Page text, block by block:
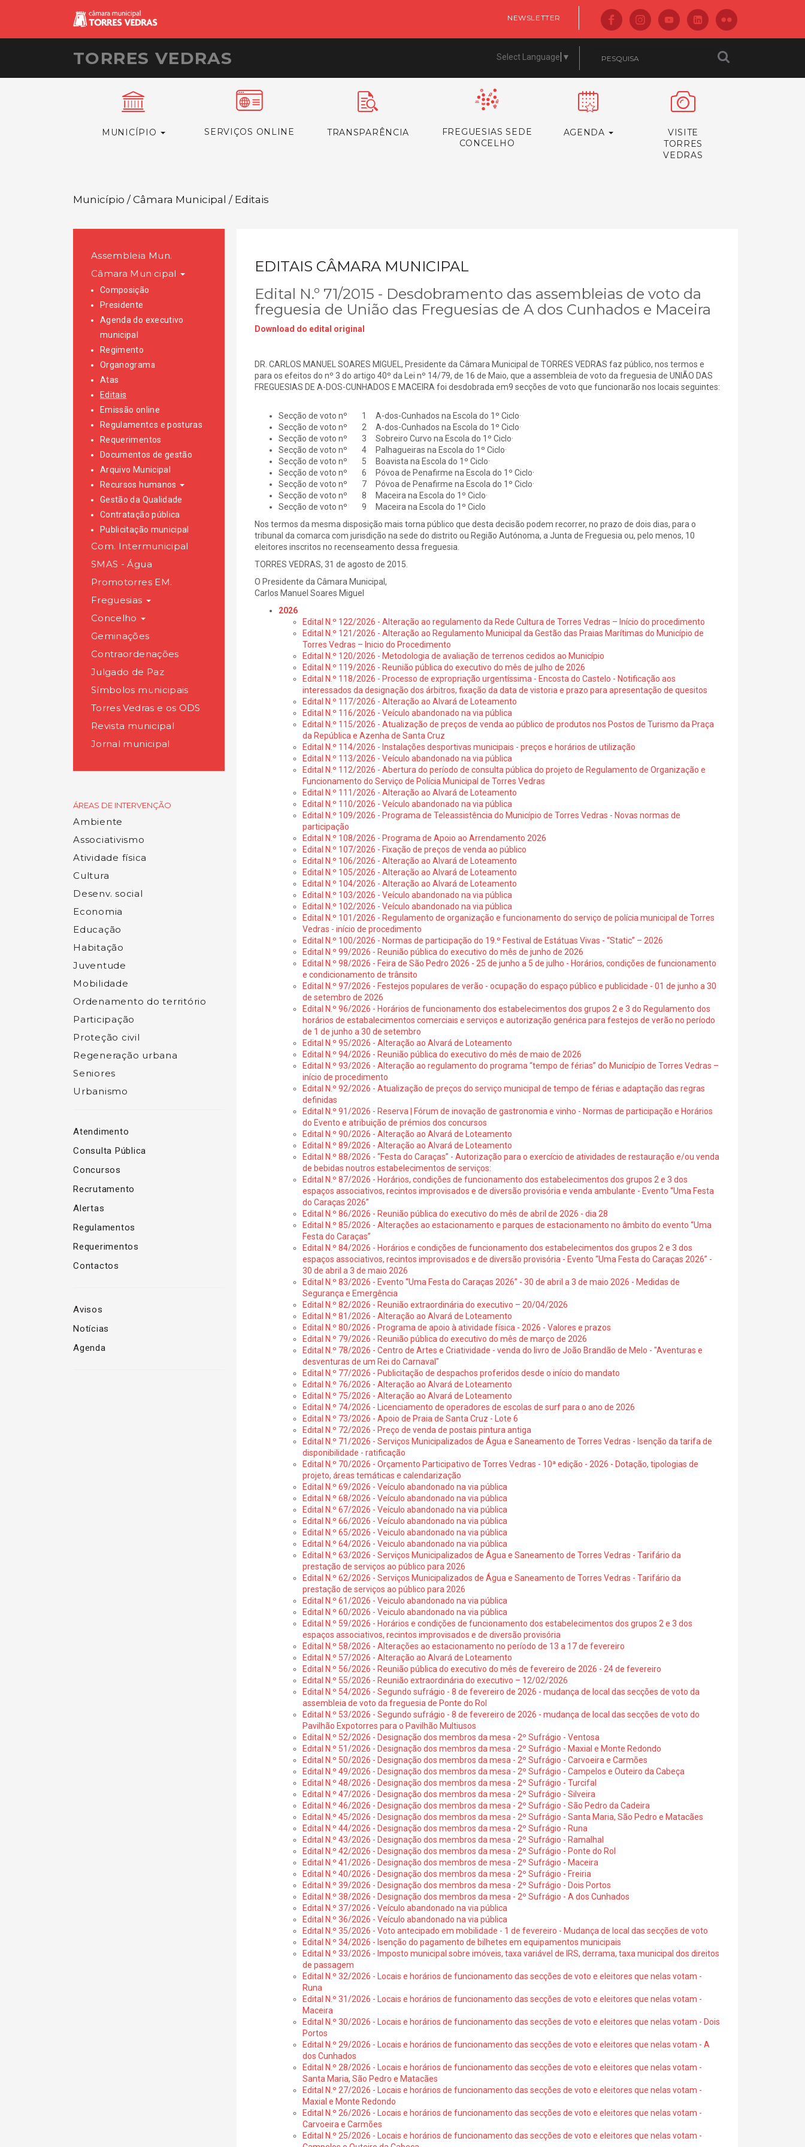
NEWSLETTER
TORRES VEDRAS Select Language ▼
MUNICÍPIO SERVIÇOS ONLINE TRANSPARÊNCIA
FREGUESIAS SEDE
CONCELHO
AGENDA
VISITE
TORRES
VEDRAS
Município / Câmara Municipal / Editais
Assembleia Mun.
Câmara Municipal
Composição
Presidente
Agenda do executivo
municipal
Regimento
Organograma
Atas
Editais
Emissão online
Regulamentos e posturas
Requerimentos
Documentos de gestão
Arquivo Municipal
Recursos humanos
Gestão da Qualidade
Contratação pública
Publicitação municipal
Com. Intermunicipal
SMAS - Água
Promotorres EM.
Freguesias
Concelho
Geminações
Contraordenações
Julgado de Paz
Símbolos municipais
Torres Vedras e os ODS
Revista municipal
Jornal municipal
ÁREAS DE INTERVENÇÃO
Ambiente
Associativismo
Atividade física
Cultura
Desenv. social
Economia
Educação
Habitação
Juventude
Mobilidade
Ordenamento do território
Participação
Proteção civil
Regeneração urbana
Seniores
Urbanismo
Atendimento
Consulta Pública
Concursos
Recrutamento
Alertas
Regulamentos
Requerimentos
Contactos
Avisos
Notícias
Agenda
EDITAIS CÂMARA MUNICIPAL
Edital N.º 71/2015 - Desdobramento das assembleias de voto da
freguesia de União das Freguesias de A dos Cunhados e Maceira
Download do edital original
DR. CARLOS MANUEL SOARES MIGUEL, Presidente da Câmara Municipal de TORRES VEDRAS faz público, nos termos e
para os efeitos do nº 3 do artigo 40º da Lei nº 14/79, de 16 de Maio, que a assembleia de voto da freguesia de UNIÃO DAS
FREGUESIAS DE A-DOS-CUNHADOS E MACEIRA foi desdobrada em9 secções de voto que funcionarão nos locais seguintes:
Secção de voto nº 1 A-dos-Cunhados na Escola do 1º Ciclo·
Secção de voto nº 2 A-dos-Cunhados na Escola do 1º Ciclo·
Secção de voto nº 3 Sobreiro Curvo na Escola do 1º Ciclo·
Secção de voto nº 4 Palhagueiras na Escola do 1º Ciclo·
Secção de voto nº 5 Boavista na Escola do 1º Ciclo·
Secção de voto nº 6 Póvoa de Penafirme na Escola do 1º Ciclo·
Secção de voto nº 7 Póvoa de Penafirme na Escola do 1º Ciclo·
Secção de voto nº 8 Maceira na Escola do 1º Ciclo·
Secção de voto nº 9 Maceira na Escola do 1º Ciclo
Nos termos da mesma disposição mais torna público que desta decisão podem recorrer, no prazo de dois dias, para o
tribunal da comarca com jurisdição na sede do distrito ou Região Autónoma, a Junta de Freguesia ou, pelo menos, 10
eleitores inscritos no recenseamento dessa freguesia.
TORRES VEDRAS, 31 de agosto de 2015.
O Presidente da Câmara Municipal,
Carlos Manuel Soares Miguel
2026
Edital N.º 122/2026 - Alteração ao regulamento da Rede Cultura de Torres Vedras – Início do procedimento
Edital N.º 121/2026 - Alteração ao Regulamento Municipal da Gestão das Praias Marítimas do Município de
Torres Vedras – Inicio do Procedimento
Edital N.º 120/2026 - Metodologia de avaliação de terrenos cedidos ao Município
Edital N.º 119/2026 - Reunião pública do executivo do mês de julho de 2026
Edital N.º 118/2026 - Processo de expropriação urgentíssima - Encosta do Castelo - Notificação aos
interessados da designação dos árbitros, fixação da data de vistoria e prazo para apresentação de quesitos
Edital N.º 117/2026 - Alteração ao Alvará de Loteamento
Edital N.º 116/2026 - Veículo abandonado na via pública
Edital N.º 115/2026 - Atualização de preços de venda ao público de produtos nos Postos de Turismo da Praça
da República e Azenha de Santa Cruz
Edital N.º 114/2026 - Instalações desportivas municipais - preços e horários de utilização
Edital N.º 113/2026 - Veículo abandonado na via pública
Edital N.º 112/2026 - Abertura do período de consulta pública do projeto de Regulamento de Organização e
Funcionamento do Serviço de Polícia Municipal de Torres Vedras
Edital N.º 111/2026 - Alteração ao Alvará de Loteamento
Edital N.º 110/2026 - Veículo abandonado na via pública
Edital N.º 109/2026 - Programa de Teleassistência do Município de Torres Vedras - Novas normas de
participação
Edital N.º 108/2026 - Programa de Apoio ao Arrendamento 2026
Edital N.º 107/2026 - Fixação de preços de venda ao público
Edital N.º 106/2026 - Alteração ao Alvará de Loteamento
Edital N.º 105/2026 - Alteração ao Alvará de Loteamento
Edital N.º 104/2026 - Alteração ao Alvará de Loteamento
Edital N.º 103/2026 - Veículo abandonado na via pública
Edital N.º 102/2026 - Veículo abandonado na via pública
Edital N.º 101/2026 - Regulamento de organização e funcionamento do serviço de polícia municipal de Torres
Vedras - início de procedimento
Edital N.º 100/2026 - Normas de participação do 19.º Festival de Estátuas Vivas - “Static” – 2026
Edital N.º 99/2026 - Reunião pública do executivo do mês de junho de 2026
Edital N.º 98/2026 - Feira de São Pedro 2026 - 25 de junho a 5 de julho - Horários, condições de funcionamento
e condicionamento de trânsito
Edital N.º 97/2026 - Festejos populares de verão - ocupação do espaço público e publicidade - 01 de junho a 30
de setembro de 2026
Edital N.º 96/2026 - Horários de funcionamento dos estabelecimentos dos grupos 2 e 3 do Regulamento dos
horários de estabalecimentos comerciais e serviços e autorização genérica para festejos de verão no período
de 1 de junho a 30 de setembro
Edital N.º 95/2026 - Alteração ao Alvará de Loteamento
Edital N.º 94/2026 - Reunião pública do executivo do mês de maio de 2026
Edital N.º 93/2026 - Alteração ao regulamento do programa “tempo de férias” do Município de Torres Vedras –
início de procedimento
Edital N.º 92/2026 - Atualização de preços do serviço municipal de tempo de férias e adaptação das regras
definidas
Edital N.º 91/2026 - Reserva | Fórum de inovação de gastronomia e vinho - Normas de participação e Horários
do Evento e atribuição de prémios dos concursos
Edital N.º 90/2026 - Alteração ao Alvará de Loteamento
Edital N.º 89/2026 - Alteração ao Alvará de Loteamento
Edital N.º 88/2026 - “Festa do Caraças” - Autorização para o exercício de atividades de restauração e/ou venda
de bebidas noutros estabelecimentos de serviços:
Edital N.º 87/2026 - Horários, condições de funcionamento dos estabelecimentos dos grupos 2 e 3 dos
espaços associativos, recintos improvisados e de diversão provisória e venda ambulante - Evento “Uma Festa
do Caraças 2026”
Edital N.º 86/2026 - Reunião pública do executivo do mês de abril de 2026 - dia 28
Edital N.º 85/2026 - Alterações ao estacionamento e parques de estacionamento no âmbito do evento “Uma
Festa do Caraças”
Edital N.º 84/2026 - Horários e condições de funcionamento dos estabelecimentos dos grupos 2 e 3 dos
espaços associativos, recintos improvisados e de diversão provisória - Evento “Uma Festa do Caraças 2026” -
30 de abril a 3 de maio 2026
Edital N.º 83/2026 - Evento “Uma Festa do Caraças 2026” - 30 de abril a 3 de maio 2026 - Medidas de
Segurança e Emergência
Edital N.º 82/2026 - Reunião extraordinária do executivo – 20/04/2026
Edital N.º 81/2026 - Alteração ao Alvará de Loteamento
Edital N.º 80/2026 - Programa de apoio à atividade física - 2026 - Valores e prazos
Edital N.º 79/2026 - Reunião pública do executivo do mês de março de 2026
Edital N.º 78/2026 - Centro de Artes e Criatividade - venda do livro de João Brandão de Melo - "Aventuras e
desventuras de um Rei do Carnaval"
Edital N.º 77/2026 - Publicitação de despachos proferidos desde o início do mandato
Edital N.º 76/2026 - Alteração ao Alvará de Loteamento
Edital N.º 75/2026 - Alteração ao Alvará de Loteamento
Edital N.º 74/2026 - Licenciamento de operadores de escolas de surf para o ano de 2026
Edital N.º 73/2026 - Apoio de Praia de Santa Cruz - Lote 6
Edital N.º 72/2026 - Preço de venda de postais pintura antiga
Edital N.º 71/2026 - Serviços Municipalizados de Água e Saneamento de Torres Vedras - Isenção da tarifa de
disponibilidade - ratificação
Edital N.º 70/2026 - Orçamento Participativo de Torres Vedras - 10ª edição - 2026 - Dotação, tipologias de
projeto, áreas temáticas e calendarização
Edital N.º 69/2026 - Veículo abandonado na via pública
Edital N.º 68/2026 - Veículo abandonado na via pública
Edital N.º 67/2026 - Veículo abandonado na via pública
Edital N.º 66/2026 - Veículo abandonado na via pública
Edital N.º 65/2026 - Veiculo abandonado na via pública
Edital N.º 64/2026 - Veiculo abandonado na via pública
Edital N.º 63/2026 - Serviços Municipalizados de Água e Saneamento de Torres Vedras - Tarifário da
prestação de serviços ao público para 2026
Edital N.º 62/2026 - Serviços Municipalizados de Água e Saneamento de Torres Vedras - Tarifário da
prestação de serviços ao público para 2026
Edital N.º 61/2026 - Veiculo abandonado na via pública
Edital N.º 60/2026 - Veiculo abandonado na via pública
Edital N.º 59/2026 - Horários e condições de funcionamento dos estabelecimentos dos grupos 2 e 3 dos
espaços associativos, recintos improvisados e de diversão provisória
Edital N.º 58/2026 - Alterações ao estacionamento no período de 13 a 17 de fevereiro
Edital N.º 57/2026 - Alteração ao Alvará de Loteamento
Edital N.º 56/2026 - Reunião pública do executivo do mês de fevereiro de 2026 - 24 de fevereiro
Edital N.º 55/2026 - Reunião extraordinária do executivo – 12/02/2026
Edital N.º 54/2026 - Segundo sufrágio - 8 de fevereiro de 2026 - mudança de local das secções de voto da
assembleia de voto da freguesia de Ponte do Rol
Edital N.º 53/2026 - Segundo sufrágio - 8 de fevereiro de 2026 - mudança de local das secções de voto do
Pavilhão Expotorres para o Pavilhão Multiusos
Edital N.º 52/2026 - Designação dos membros da mesa - 2º Sufrágio - Ventosa
Edital N.º 51/2026 - Designação dos membros da mesa - 2º Sufrágio - Maxial e Monte Redondo
Edital N.º 50/2026 - Designação dos membros da mesa - 2º Sufrágio - Carvoeira e Carmões
Edital N.º 49/2026 - Designação dos membros da mesa - 2º Sufrágio - Campelos e Outeiro da Cabeça
Edital N.º 48/2026 - Designação dos membros da mesa - 2º Sufrágio - Turcifal
Edital N.º 47/2026 - Designação dos membros da mesa - 2º Sufrágio - Silveira
Edital N.º 46/2026 - Designação dos membros da mesa - 2º Sufrágio - São Pedro da Cadeira
Edital N.º 45/2026 - Designação dos membros da mesa - 2º Sufrágio - Santa Maria, São Pedro e Matacães
Edital N.º 44/2026 - Designação dos membros da mesa - 2º Sufrágio - Runa
Edital N.º 43/2026 - Designação dos membros da mesa - 2º Sufrágio - Ramalhal
Edital N.º 42/2026 - Designação dos membros da mesa - 2º Sufrágio - Ponte do Rol
Edital N.º 41/2026 - Designação dos membros de mesa - 2º Sufrágio - Maceira
Edital N.º 40/2026 - Designação dos membros da mesa - 2º Sufrágio - Freiria
Edital N.º 39/2026 - Designação dos membros da mesa - 2º Sufrágio - Dois Portos
Edital N.º 38/2026 - Designação dos membros da mesa - 2º Sufrágio - A dos Cunhados
Edital N.º 37/2026 - Veículo abandonado na via pública
Edital N.º 36/2026 - Veículo abandonado na via pública
Edital N.º 35/2026 - Voto antecipado em mobilidade - 1 de fevereiro - Mudança de local das secções de voto
Edital N.º 34/2026 - Isenção do pagamento de bilhetes em equipamentos municipais
Edital N.º 33/2026 - Imposto municipal sobre imóveis, taxa variável de IRS, derrama, taxa municipal dos direitos
de passagem
Edital N.º 32/2026 - Locais e horários de funcionamento das secções de voto e eleitores que nelas votam -
Runa
Edital N.º 31/2026 - Locais e horários de funcionamento das secções de voto e eleitores que nelas votam -
Maceira
Edital N.º 30/2026 - Locais e horários de funcionamento das secções de voto e eleitores que nelas votam - Dois
Portos
Edital N.º 29/2026 - Locais e horários de funcionamento das secções de voto e eleitores que nelas votam - A
dos Cunhados
Edital N.º 28/2026 - Locais e horários de funcionamento das secções de voto e eleitores que nelas votam -
Santa Maria, São Pedro e Matacães
Edital N.º 27/2026 - Locais e horários de funcionamento das secções de voto e eleitores que nelas votam -
Maxial e Monte Redondo
Edital N.º 26/2026 - Locais e horários de funcionamento das secções de voto e eleitores que nelas votam -
Carvoeira e Carmões
Edital N.º 25/2026 - Locais e horários de funcionamento das secções de voto e eleitores que nelas votam -